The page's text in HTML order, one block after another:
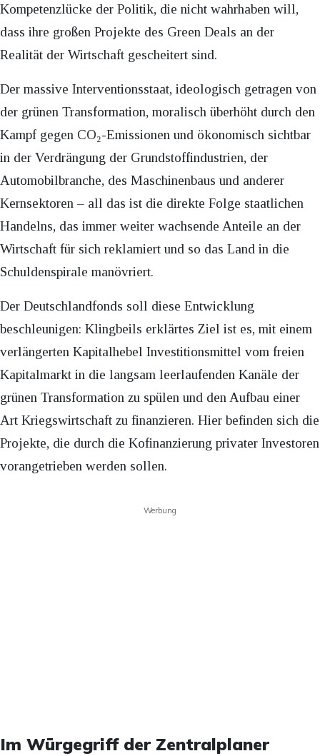
Kompetenzlücke der Politik, die nicht wahrhaben will,
dass ihre großen Projekte des Green Deals an der
Realität der Wirtschaft gescheitert sind.
Der massive Interventionsstaat, ideologisch getragen von
der grünen Transformation, moralisch überhöht durch den
Kampf gegen CO₂-Emissionen und ökonomisch sichtbar
in der Verdrängung der Grundstoffindustrien, der
Automobilbranche, des Maschinenbaus und anderer
Kernsektoren – all das ist die direkte Folge staatlichen
Handelns, das immer weiter wachsende Anteile an der
Wirtschaft für sich reklamiert und so das Land in die
Schuldenspirale manövriert.
Der Deutschlandfonds soll diese Entwicklung
beschleunigen: Klingbeils erklärtes Ziel ist es, mit einem
verlängerten Kapitalhebel Investitionsmittel vom freien
Kapitalmarkt in die langsam leerlaufenden Kanäle der
grünen Transformation zu spülen und den Aufbau einer
Art Kriegswirtschaft zu finanzieren. Hier befinden sich die
Projekte, die durch die Kofinanzierung privater Investoren
vorangetrieben werden sollen.
Werbung
Im Würgegriff der Zentralplaner